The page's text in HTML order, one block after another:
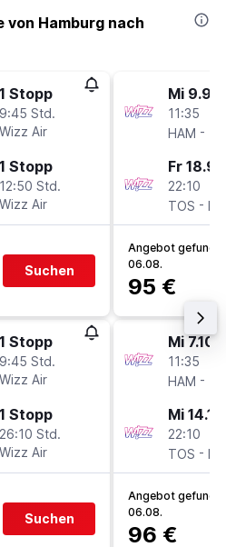
von Hamburg nach
1 Stopp
9:45 Std.
Wizz Air
1 Stopp
12:50 Std.
Wizz Air
Suchen
1 Stopp
9:45 Std.
Wizz Air
1 Stopp
26:10 Std.
Wizz Air
Suchen
Mi 9.9.
11:35
HAM -
Fr 18.9.
22:10
TOS -
Angebot
06.08.
95 €
Mi 7.10.
11:35
HAM -
Mi 14.10.
22:10
TOS -
Angebot
06.08.
96 €